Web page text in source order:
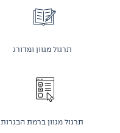
תרגול מגוון ומדורג
תרגול מגוון ברמת הבגרות